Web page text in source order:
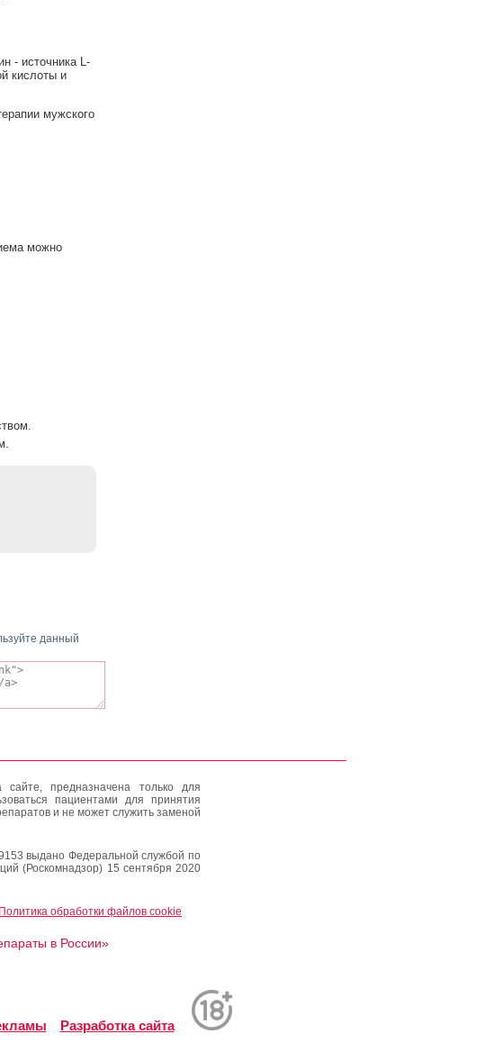
- источника L-
кислоты и
мужского
можно
данный
предназначена только для
пациентами для принятия
и не может служить заменой
выдано Федеральной службой по
(Роскомнадзор) 15 сентября 2020
Политика обработки файлов cookie
в России»
Разработка сайта